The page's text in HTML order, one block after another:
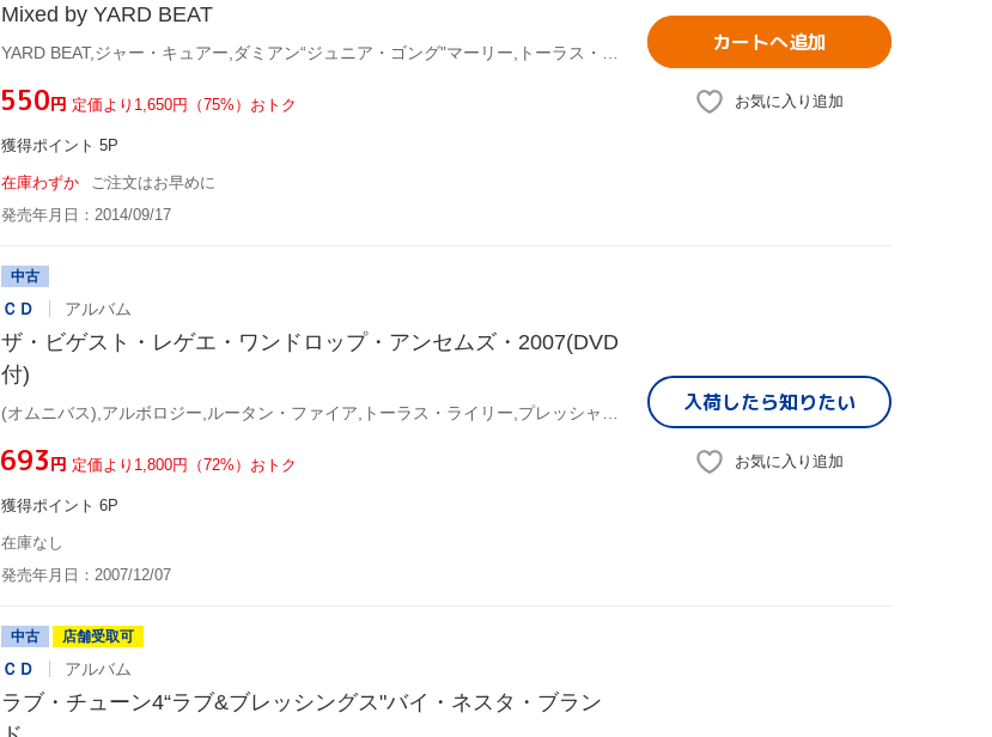
Mixed by YARD BEAT
¥550円 定価より1,650円（75%）おトク
獲得ポイント 5P
在庫わずか
ご注文はお早めに
発売年月日：2014/09/17
カートへ追加
お気に入り追加
中古
ＣＤ アルバム
ザ・ビゲスト・レゲエ・ワンドロップ・アンセムズ・2007(DVD
付)
¥693円 定価より1,800円（72%）おトク
獲得ポイント 6P
在庫なし
発売年月日：2007/12/07
入荷したら知りたい
お気に入り追加
中古 店舗受取可
ＣＤ アルバム
ラブ・チューン4“ラブ&ブレッシングス"バイ・ネスタ・ブラン